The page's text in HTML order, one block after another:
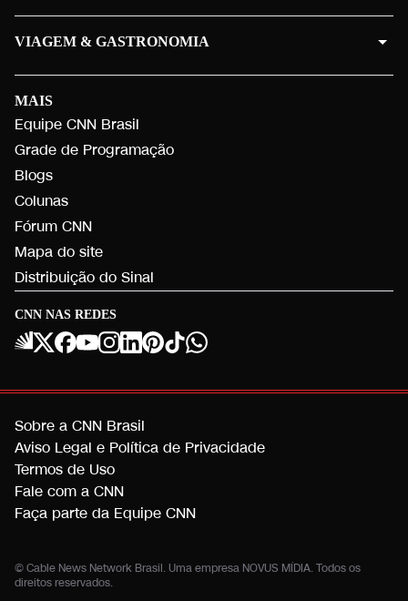
CNN NAS REDES
MAIS
Equipe CNN Brasil
Grade de Programação
Blogs
Colunas
Fórum CNN
Mapa do site
Distribuição do Sinal
VIAGEM & GASTRONOMIA
Sobre a CNN Brasil
Aviso Legal e Política de Privacidade
Termos de Uso
Fale com a CNN
Faça parte da Equipe CNN
© Cable News Network Brasil. Uma empresa NOVUS MÍDIA. Todos os
direitos reservados.